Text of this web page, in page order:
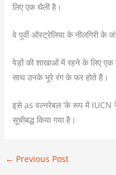
लिए एक थैली है।
वे पूर्वी ऑस्ट्रेलिया के नीलगिरी के
पेड़ों की शाखाओं में रहने के लिए
साथ उनके भूरे रंग के फर होते हैं।
इसे as वल्नरेबल ’के रूप में
सूचीबद्ध किया गया है।
← Previous Post